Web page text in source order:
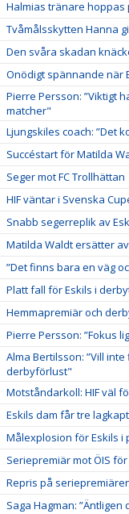
Halmias tränare
Tvåmålsskytten Hanna
Den svåra skadan
Onödigt spännande när
Pierre Persson: ”Viktigt
matcher"
Ljungskiles coach: ”Det
Succéstart för Matilda
Seger mot FC Trollhättan
HIF väntar i Svenska
Snabb segerreplik av
Matilda Waldt ersätter
”Det finns bara en väg
Platt fall för Eskils i
Hemmapremiär och
Pierre Persson: ”Fokus
Alma Bertilsson: ”Vill
derbyförlust"
Motståndarkoll: HIF väl
Eskils dam får tre
Målexplosion för Eskils i
Seriepremiär mot ÖIS
Repris på
Saga Hagman: